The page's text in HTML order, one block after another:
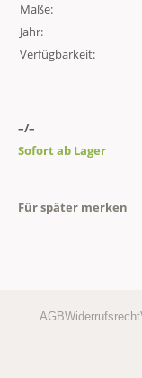
Maße:
Jahr:
Verfügbarkeit:
–/–
Sofort ab Lager
Für später merken
AGBWiderrufsrecht